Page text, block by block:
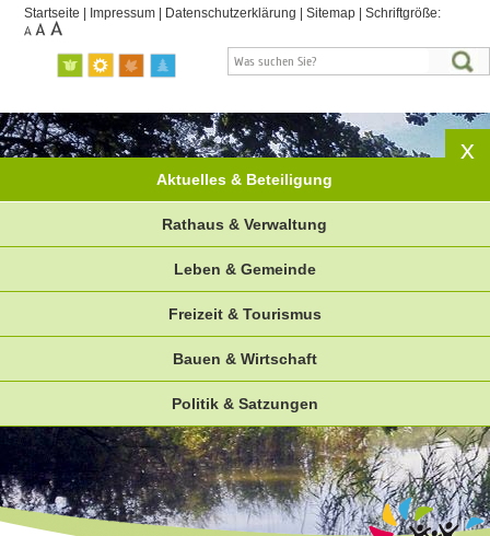
Startseite Impressum Datenschutzerklärung |Sitemap |Schriftgröße:
Aktuelles & Beteiligung
Rathaus & Verwaltung
Leben & Gemeinde
Freizeit & Tourismus
Bauen & Wirtschaft
Politik & Satzungen